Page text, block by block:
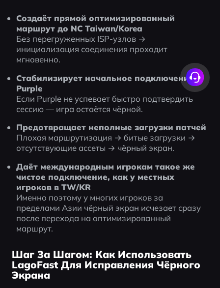
Создаёт прямой оптимизированный
маршрут до NC Taiwan/Korea
Без перегруженных ISP-узлов →
инициализация соединения проходит
мгновенно.
Стабилизирует начальное подключение
Purple
Если Purple не успевает быстро подтвердить
сессию — игра остаётся чёрной.
Предотвращает неполные загрузки патчей
Плохая маршрутизация → битые загрузки →
отсутствующие ассеты → чёрный экран.
Даёт международным игрокам такое же
чистое подключение, как у местных
игроков в TW/KR
Именно поэтому у многих игроков за
пределами Азии чёрный экран исчезает сразу
после перехода на оптимизированный
маршрут.
Шаг За Шагом: Как Использовать
LagoFast Для Исправления Чёрного
Экрана